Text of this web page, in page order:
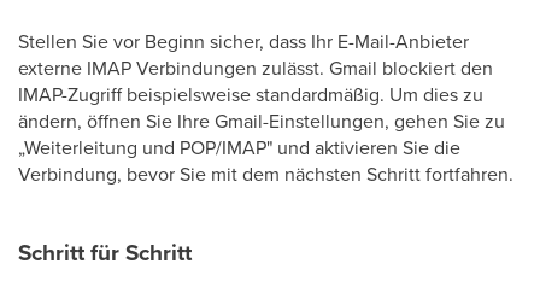
Stellen Sie vor Beginn sicher, dass Ihr E-Mail-Anbieter
externe IMAP Verbindungen zulässt. Gmail blockiert den
IMAP-Zugriff beispielsweise standardmäßig. Um dies zu
ändern, öffnen Sie Ihre Gmail-Einstellungen, gehen Sie zu
„Weiterleitung und POP/IMAP" und aktivieren Sie die
Verbindung, bevor Sie mit dem nächsten Schritt fortfahren.
Schritt für Schritt